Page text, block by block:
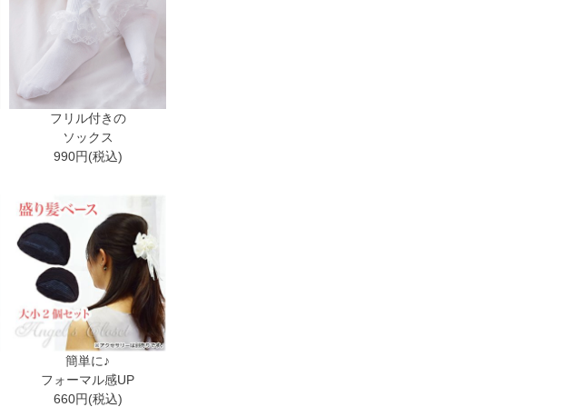
フリル付きの
ソックス
990円(税込)
簡単に♪
フォーマル感UP
660円(税込)